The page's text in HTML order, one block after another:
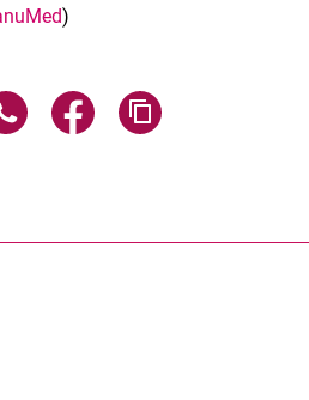
)
über E-Mail teilen
Seite über WhatsApp teilen
Seite über Facebook